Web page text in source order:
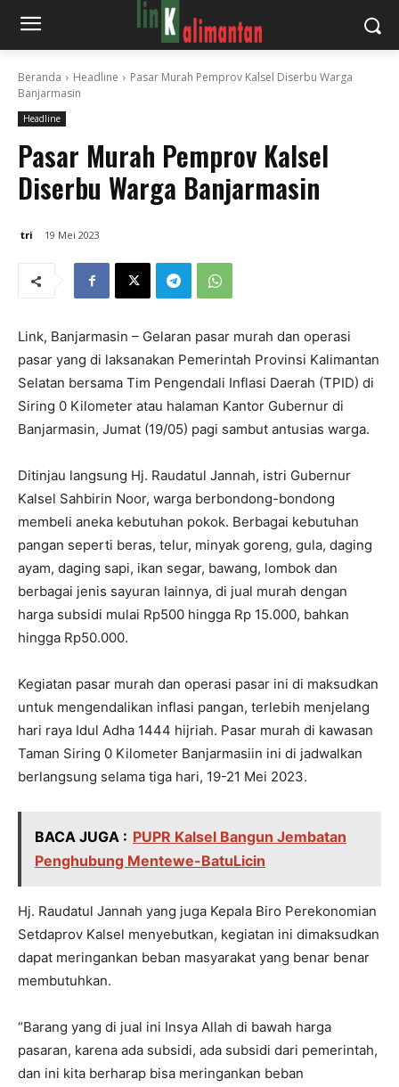
Beranda Headline
Pasar Murah Pemprov Kalsel Diserbu Warga
Banjarmasin
Headline
Pasar Murah Pemprov Kalsel
Diserbu Warga Banjarmasin
tri 19 Mei 2023
Link, Banjarmasin – Gelaran pasar murah dan operasi
pasar yang di laksanakan Pemerintah Provinsi Kalimantan
Selatan bersama Tim Pengendali Inflasi Daerah (TPID) di
Siring 0 Kilometer atau halaman Kantor Gubernur di
Banjarmasin, Jumat (19/05) pagi sambut antusias warga.
Ditinjau langsung Hj. Raudatul Jannah, istri Gubernur
Kalsel Sahbirin Noor, warga berbondong-bondong
membeli aneka kebutuhan pokok. Berbagai kebutuhan
pangan seperti beras, telur, minyak goreng, gula, daging
ayam, daging sapi, ikan segar, bawang, lombok dan
berbagai jenis sayuran lainnya, di jual murah dengan
harga subsidi mulai Rp500 hingga Rp 15.000, bahkan
hingga Rp50.000.
Kegiatan pasar murah dan operasi pasar ini di maksudkan
untuk mengendalikan inflasi pangan, terlebih menjelang
hari raya Idul Adha 1444 hijriah. Pasar murah di kawasan
Taman Siring 0 Kilometer Banjarmasiin ini di jadwalkan
berlangsung selama tiga hari, 19-21 Mei 2023.
BACA JUGA : PUPR Kalsel Bangun Jembatan
Penghubung Mentewe-BatuLicin
Hj. Raudatul Jannah yang juga Kepala Biro Perekonomian
Setdaprov Kalsel menyebutkan, kegiatan ini dimaksudkan
dapat meringankan beban masyarakat yang benar benar
membutuhkan.
“Barang yang di jual ini Insya Allah di bawah harga
pasaran, karena ada subsidi, ada subsidi dari pemerintah,
dan ini kita berharap bisa meringankan beban